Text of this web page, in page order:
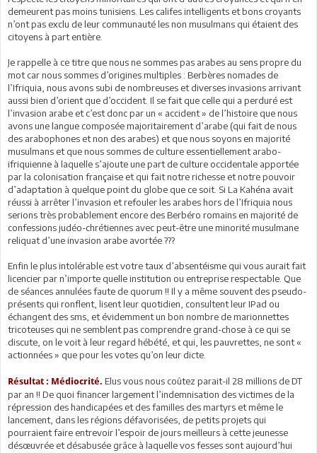
demeurent pas moins tunisiens. Les califes intelligents et bons croyants
n’ont pas exclu de leur communauté les non musulmans qui étaient des
citoyens à part entière.
Je rappelle à ce titre que nous ne sommes pas arabes au sens propre du
mot car nous sommes d’origines multiples : Berbères nomades de
l’Ifriquia, nous avons subi de nombreuses et diverses invasions arrivant
aussi bien d’orient que d’occident. Il se fait que celle qui a perduré est
l’invasion arabe et c’est donc par un « accident » de l’histoire que nous
avons une langue composée majoritairement d’arabe (qui fait de nous
des arabophones et non des arabes) et que nous soyons en majorité
musulmans et que nous sommes de culture essentiellement arabo-
ifriquienne à laquelle s’ajoute une part de culture occidentale apportée
par la colonisation française et qui fait notre richesse et notre pouvoir
d’adaptation à quelque point du globe que ce soit. Si La Kahéna avait
réussi à arrêter l’invasion et refouler les arabes hors de l’Ifriquia nous
serions très probablement encore des Berbéro romains en majorité de
confessions judéo-chrétiennes avec peut-être une minorité musulmane
reliquat d’une invasion arabe avortée ???
Enfin le plus intolérable est votre taux d’absentéisme qui vous aurait fait
licencier par n’importe quelle institution ou entreprise respectable. Que
de séances annulées faute de quorum !! Il y a même souvent des pseudo-
présents qui ronflent, lisent leur quotidien, consultent leur IPad ou
échangent des sms, et évidemment un bon nombre de marionnettes
tricoteuses qui ne semblent pas comprendre grand-chose à ce qui se
discute, on le voit à leur regard hébété, et qui, les pauvrettes, ne sont «
actionnées » que pour les votes qu’on leur dicte.
Résultat : Médiocrité. Elus vous nous coûtez parait-il 28 millions de DT
par an !! De quoi financer largement l’indemnisation des victimes de la
répression des handicapées et des familles des martyrs et même le
lancement, dans les régions défavorisées, de petits projets qui
pourraient faire entrevoir l’espoir de jours meilleurs à cette jeunesse
désœuvrée et désabusée grâce à laquelle vos fesses sont aujourd’hui